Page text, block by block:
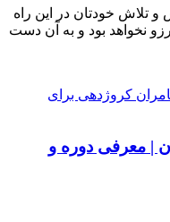
و تلاش خودتان در این راه
نخواهد بود و به آن دست
| معرفی دوره و